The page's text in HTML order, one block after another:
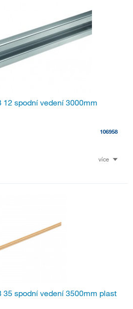
12 spodní vedení 3000mm
106958
více
35 spodní vedení 3500mm plast